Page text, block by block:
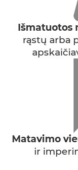
Išmatuotos
rąstų arba
Matavimo
ir